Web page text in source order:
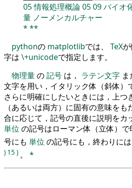
05情報処理概論0509バイオ
量 ノーメンカルチャー
* **
pythonの matplotlibでは、 TeX
字は \+unicodeで指定します。
物理量の記号 は， ラテン文字
文字を用い，イタリック体（斜体）
さらに明確にしたいときには，上つ
（あるいは両方）に固有の意味を
合に応じて，記号の直後に説明をカ
単位 の記号はローマン体（立体）
号にも 単位 の記号にも，終わりに
) 15 ) 。 *